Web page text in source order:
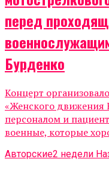
перед
Бурденко
Концерт
«Женского движения
персоналом и
военные, которые
Авторские2 недели